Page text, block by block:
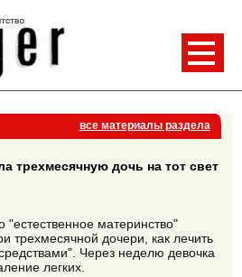
все материалы раздела
трехмесячную дочь на тот свет
материнство"
трехмесячной дочери, как лечить
Через неделю девочка
легких.